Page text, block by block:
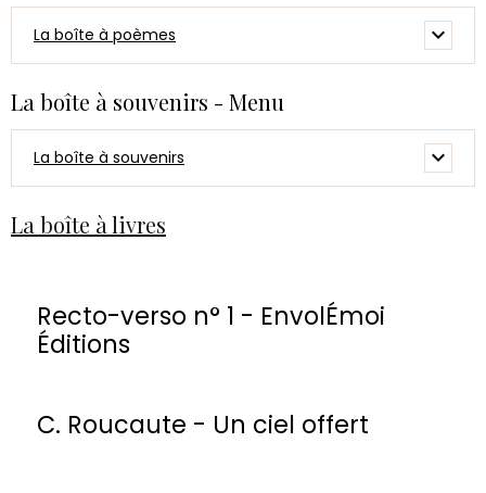
La boîte à poèmes
La boîte à souvenirs - Menu
La boîte à souvenirs
La boîte à livres
Recto-verso n° 1 - EnvolÉmoi
Éditions
C. Roucaute - Un ciel offert